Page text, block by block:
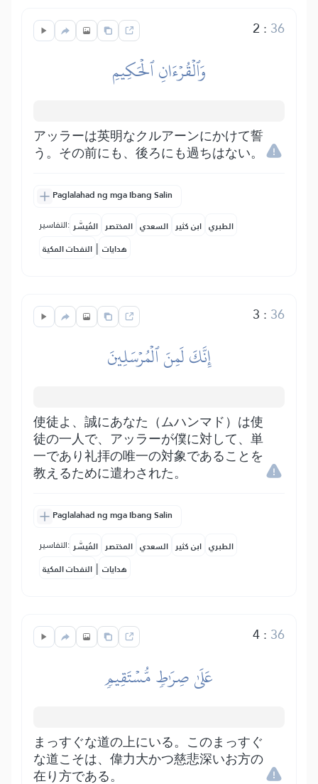
2 : 36
وَٱلۡقُرۡءَانِ ٱلۡحَكِيمِ
アッラーは英明なクルアーンにかけて誓
う。その前にも、後ろにも過ちはない。
Paglalahad ng mga Ibang Salin
التفاسير: المُيسَّر المختصر السعدي ابن كثير الطبري
النفحات المكية | هدايات
3 : 36
إِنَّكَ لَمِنَ ٱلۡمُرۡسَلِينَ
使徒よ、誠にあなた（ムハンマド）は使
徒の一人で、アッラーが僕に対して、単
一であり礼拝の唯一の対象であることを
教えるために遣わされた。
Paglalahad ng mga Ibang Salin
التفاسير: المُيسَّر المختصر السعدي ابن كثير الطبري
النفحات المكية | هدايات
4: 36
عَلَىٰ صِرَٰطٖ مُّسۡتَقِيمٖ
まっすぐな道の上にいる。このまっすぐ
な道こそは、偉力大かつ慈悲深いお方の
在り方である。